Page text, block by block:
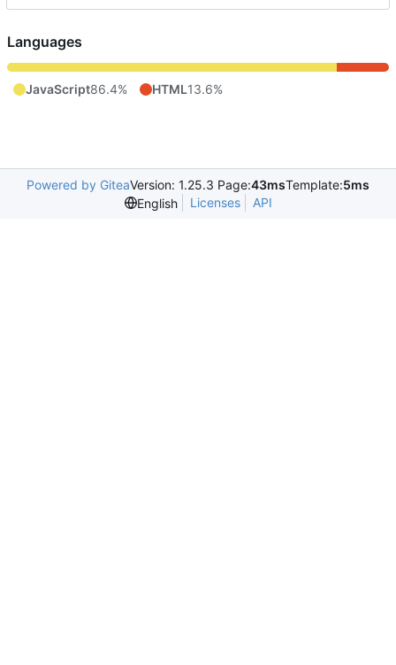
Languages
JavaScript86.4% HTML13.6%
Powered by GiteaVersion: 1.25.3 Page:43msTemplate:5ms
English
Licenses API